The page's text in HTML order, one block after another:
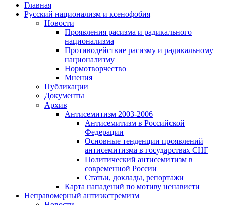
Главная
Русский национализм и ксенофобия
Новости
Проявления расизма и радикального
национализма
Противодействие расизму и радикальному
национализму
Нормотворчество
Мнения
Публикации
Документы
Архив
Антисемитизм 2003-2006
Антисемитизм в Российской
Федерации
Основные тенденции проявлений
антисемитизма в государствах СНГ
Политический антисемитизм в
современной России
Статьи, доклады, репортажи
Карта нападений по мотиву ненависти
Неправомерный антиэкстремизм